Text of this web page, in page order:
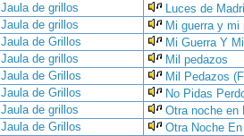
Jaula de grillos
Luces de
Jaula de grillos
Mi guerra y mi
Jaula de Grillos
Mi Guerra Y
Jaula de grillos
Mil pedazos
Jaula de Grillos
Mil Pedazos
Jaula de Grillos
No Pidas
Jaula de grillos
Otra noche en
Jaula de Grillos
Otra Noche